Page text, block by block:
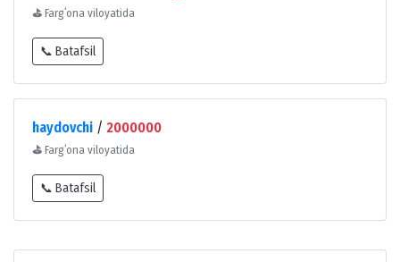
⛳ Fargʻona viloyatida
📞 Batafsil
haydovchi / 2000000
⛳ Fargʻona viloyatida
📞 Batafsil